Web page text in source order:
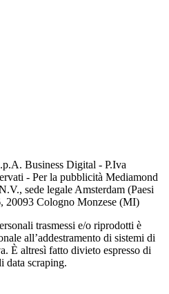
Business Digital - P.Iva
- Per la pubblicità Mediamond
sede legale Amsterdam (Paesi
20093 Cologno Monzese (MI)
trasmessi e/o riprodotti è
all’addestramento di sistemi di
È altresì fatto divieto espresso di
data scraping.